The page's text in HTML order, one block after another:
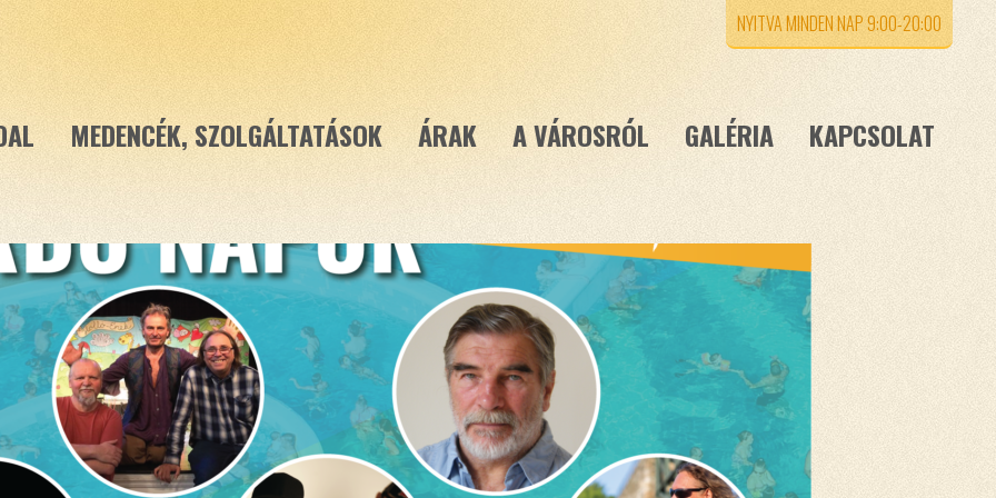
NYITVA MINDEN NAP 9:00-20:00
MEDENCÉK, SZOLGÁLTATÁSOK ÁRAK A VÁROSRÓL GALÉRIA KAPCSOLAT